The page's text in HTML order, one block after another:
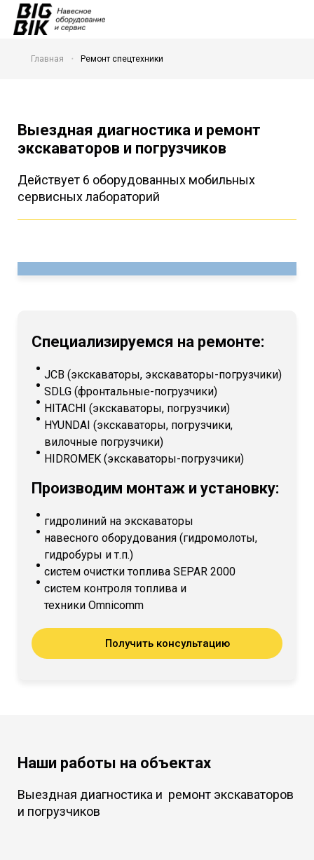
Главная Ремонт спецтехники
Выездная диагностика и ремонт
экскаваторов и погрузчиков
Действует 6 оборудованных мобильных
сервисных лабораторий
Специализируемся на ремонте:
JCB (экскаваторы, экскаваторы-погрузчики)
SDLG (фронтальные-погрузчики)
HITACHI (экскаваторы, погрузчики)
HYUNDAI (экскаваторы, погрузчики,
вилочные погрузчики)
HIDROMEK (экскаваторы-погрузчики)
Производим монтаж и установку:
гидролиний на экскаваторы
навесного оборудования (гидромолоты,
гидробуры и т.п.)
систем очистки топлива SEPAR 2000
систем контроля топлива и
техники Omnicomm
Получить консультацию
Наши работы на объектах
Выездная диагностика и ремонт экскаваторов
и погрузчиков